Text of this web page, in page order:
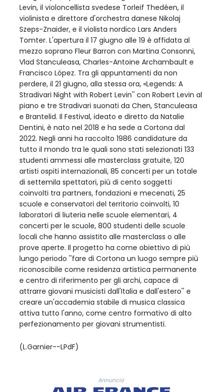
Levin, il violoncellista svedese Torleif Thedéen, il
violinista e direttore d'orchestra danese Nikolaj
Szeps-Znaider, e il violista nordico Lars Anders
Tomter. L'apertura il 17 giugno alle 19 è affidata al
mezzo soprano Fleur Barron con Martina Consonni,
Vlad Stanculeasa, Charles-Antoine Archambault e
Francisco López. Tra gli appuntamenti da non
perdere, il 21 giugno, alla stessa ora, «Legends: A
Stradivari Night with Robert Levin'' con Robert Levin al
piano e tre Stradivari suonati da Chen, Stanculeasa
e Brantelid. Il Festival, ideato e diretto da Natalie
Dentini, è nato nel 2018 e ha sede a Cortona dal
2022. Negli anni ha raccolto 1986 candidature da
tutto il mondo tra le quali sono stati selezionati 133
studenti ammessi alle masterclass gratuite, 120
artisti ospiti internazionali, 85 concerti per un totale
di settemila spettatori, più di cento soggetti
coinvolti tra partners, fondazioni e mecenati, 25
scuole e conservatori del territorio coinvolti, 10
laboratori di liuteria nelle scuole elementari, 4
concerti per le scuole, 800 studenti delle scuole
locali che hanno assistito alle masterclass o alle
prove aperte. Il progetto ha come obiettivo di più
lungo periodo ''fare di Cortona un luogo sempre più
riconoscibile come residenza artistica permanente
e centro di riferimento per gli archi, capace di
attrarre giovani musicisti dall'Italia e dall'estero'' e
creare un'accademia stabile di musica classica
attiva tutto l'anno, come centro formativo di alto
perfezionamento per giovani strumentisti.
(L.Garnier--LPdF)
Annuncio